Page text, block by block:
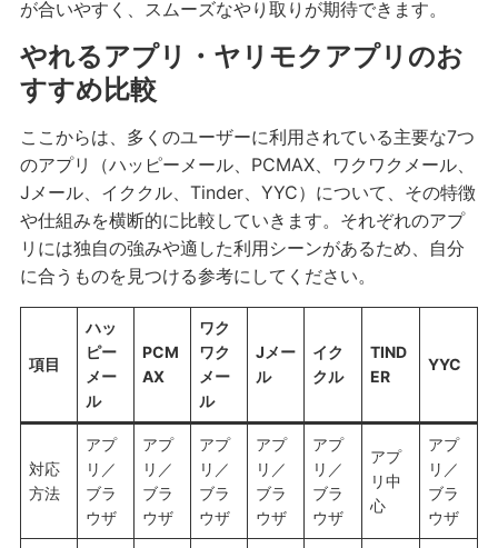
が合いやすく、スムーズなやり取りが期待できます。
やれるアプリ・ヤリモクアプリのお
すすめ比較
ここからは、多くのユーザーに利用されている主要な7つ
のアプリ（ハッピーメール、PCMAX、ワクワクメール、
Jメール、イククル、Tinder、YYC）について、その特徴
や仕組みを横断的に比較していきます。それぞれのアプ
リには独自の強みや適した利用シーンがあるため、自分
に合うものを見つける参考にしてください。
項目
ハッ
ピー
メー
ル
PCM
AX
ワク
ワク
メー
ル
Jメー
ル
イク
クル
TIND
ER
YYC
対応
方法
アプ
リ／
ブラ
ウザ
アプ
リ／
ブラ
ウザ
アプ
リ／
ブラ
ウザ
アプ
リ／
ブラ
ウザ
アプ
リ／
ブラ
ウザ
アプ
リ中
心
アプ
リ／
ブラ
ウザ